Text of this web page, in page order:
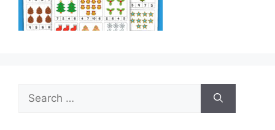
Search
for: